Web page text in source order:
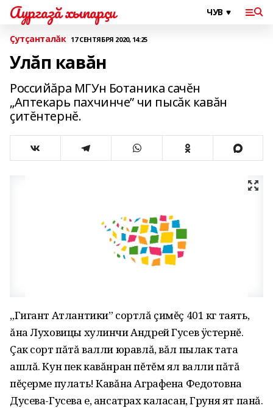
Аургазă хыпарçи
Çутçанталăк 17 СЕНТЯБРЯ 2020, 14:25
Улăп кавăн
Российăра МГУн Ботаника сачĕн
„Аптекарь пахчинче” чи пысăк кавăн
çитĕнтернĕ.
„Гигант Атлантики” сортлă çимĕç 401 кг таять,
ăна Луховицы хулинчи Андрей Гусев ÿстернĕ.
Çак сорт пăтă валли юравлă, вăл пылак тата
ашлă. Кун пек кавăнран пĕтĕм ял валли пăтă
пĕçерме пулать! Кавăна Аграфена Федотовна
Дусева-Гусева е, ансатрах каласан, Груня ят панă.